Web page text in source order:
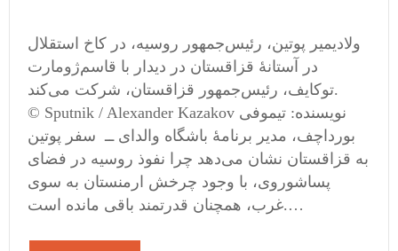
ولادیمیر پوتین، رئیس‌جمهور روسیه، در کاخ استقلال
در آستانهٔ قزاقستان در دیدار با قاسم‌ژومارت
توکایف، رئیس‌جمهور قزاقستان، شرکت می‌کند.
© Sputnik / Alexander Kazakov نویسنده: تیموفی
بورداچف، مدیر برنامهٔ باشگاه والدای ــ سفر پوتین
به قزاقستان نشان می‌دهد چرا نفوذ روسیه در فضای
پساشوروی، با وجود چرخش ارمنستان به سوی
غرب، همچنان قدرتمند باقی مانده است.…